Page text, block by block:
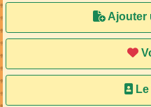
Ajouter